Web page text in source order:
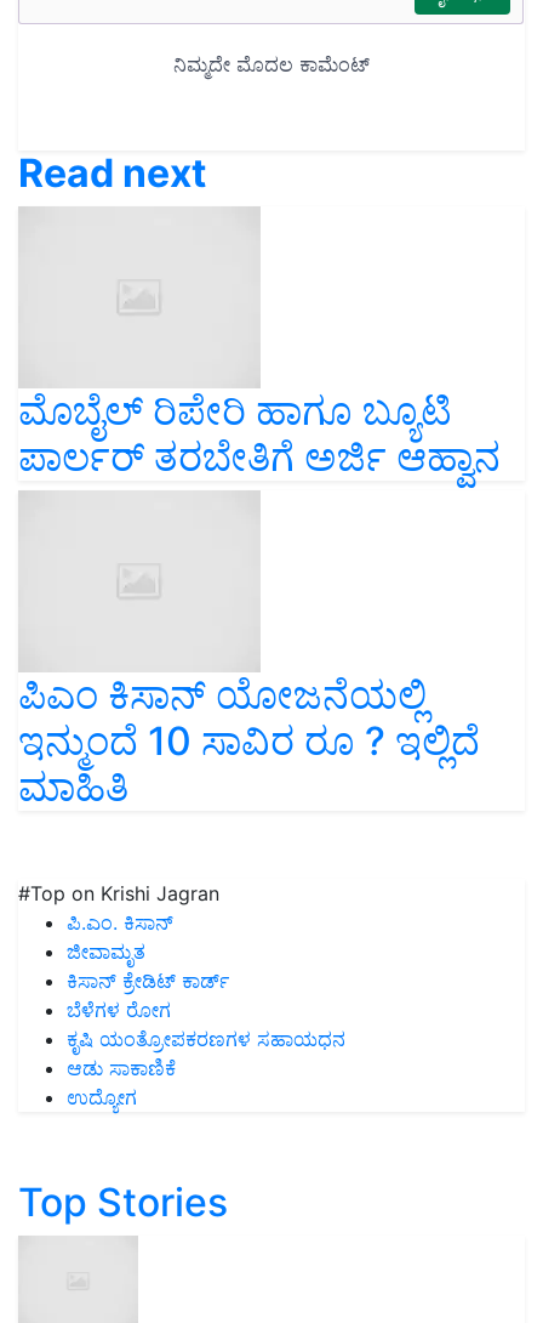
Read next
ಮೊಬೈಲ್ ರಿಪೇರಿ ಹಾಗೂ ಬ್ಯೂಟಿ
ಪಾರ್ಲರ್‌ ತರಬೇತಿಗೆ ಅರ್ಜಿ ಆಹ್ವಾನ
ಪಿಎಂ ಕಿಸಾನ್‌ ಯೋಜನೆಯಲ್ಲಿ
ಇನ್ಮುಂದೆ 10 ಸಾವಿರ ರೂ ? ಇಲ್ಲಿದೆ
ಮಾಹಿತಿ
#Top on Krishi Jagran
ಪಿ.ಎಂ. ಕಿಸಾನ್
ಜೀವಾಮೃತ
ಕಿಸಾನ್ ಕ್ರೇಡಿಟ್ ಕಾರ್ಡ್
ಬೆಳೆಗಳ ರೋಗ
ಕೃಷಿ ಯಂತ್ರೋಪಕರಣಗಳ ಸಹಾಯಧನ
ಆಡು ಸಾಕಾಣಿಕೆ
ಉದ್ಯೋಗ
Top Stories